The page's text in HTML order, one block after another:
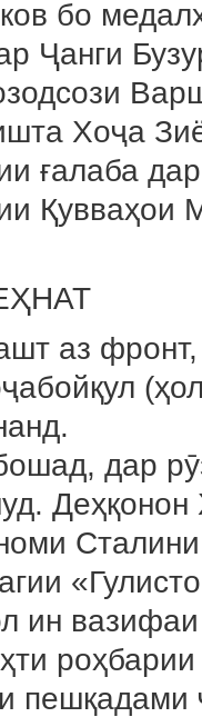
бо
Ҷанги
Хоҷа
ғалаба
аз
дар
ин